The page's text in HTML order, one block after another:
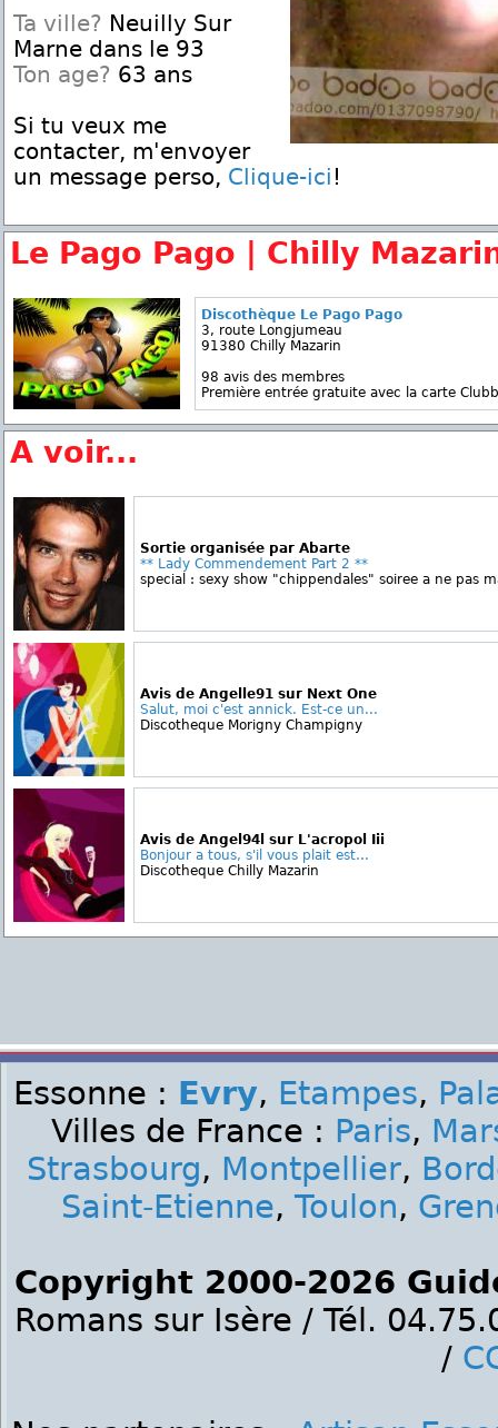
Ta ville? Neuilly Sur
Marne dans le 93
Ton age? 63 ans
Si tu veux me
contacter, m'envoyer
un message perso, Clique-ici !
Le Pago Pago | Chilly
Discothèque Le Pago Pago
3, route Longjumeau
91380 Chilly Mazarin
98 avis des membres
Première entrée gratuite avec la carte
A voir...
Sortie organisée par Abarte
** Lady Commendement Part 2 **
special : sexy show "chippendales" soiree a ne pas
Avis de Angelle91 sur Next One
Salut, moi c'est annick. Est-ce un...
Discotheque Morigny Champigny
Avis de Angel94l sur L'acropol Iii
Bonjour a tous, s'il vous plait est...
Discotheque Chilly Mazarin
Essonne : Evry, Etampes,
Villes de France : Paris,
Strasbourg, Montpellier,
Saint-Etienne, Toulon,
Copyright 2000-2026
Romans sur Isère / Tél.
/